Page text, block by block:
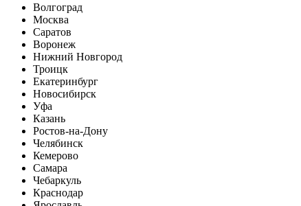
Волгоград
Москва
Саратов
Воронеж
Нижний Новгород
Троицк
Екатеринбург
Новосибирск
Уфа
Казань
Ростов-на-Дону
Челябинск
Кемерово
Самара
Чебаркуль
Краснодар